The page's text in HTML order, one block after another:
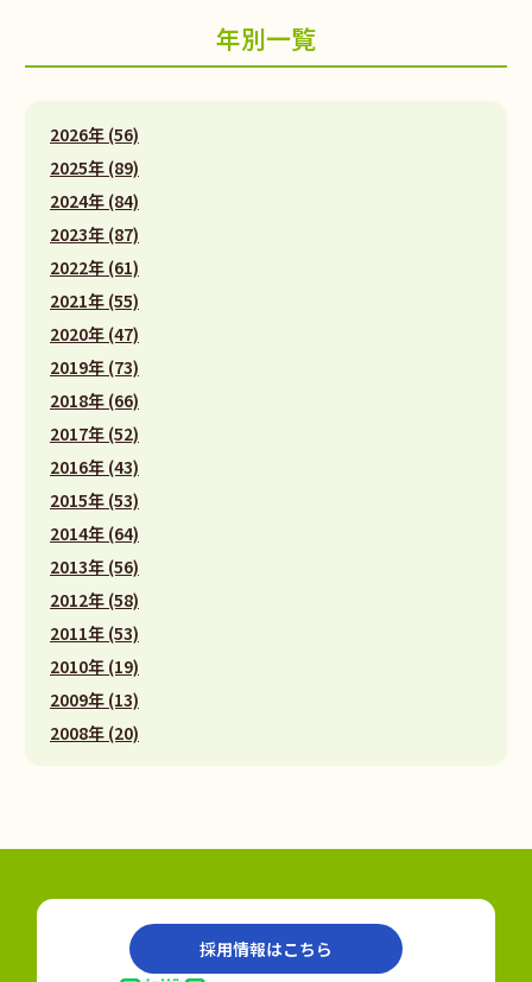
年別一覧
2026年 (56)
2025年 (89)
2024年 (84)
2023年 (87)
2022年 (61)
2021年 (55)
2020年 (47)
2019年 (73)
2018年 (66)
2017年 (52)
2016年 (43)
2015年 (53)
2014年 (64)
2013年 (56)
2012年 (58)
2011年 (53)
2010年 (19)
2009年 (13)
2008年 (20)
採用情報はこちら